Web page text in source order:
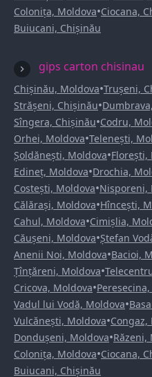
Colonița, Moldova•Ciocana,
Buiucani, Chișinău
gips carton chisinau
Chișinău, Moldova•Trușeni,
Strășeni, Chișinău•
Sîngera, Chișinău•Codru,
Orhei, Moldova•Telenești,
Șoldănești, Moldova•Florești,
Edineț, Moldova•Drochia,
Costești, Moldova•Nisporeni,
Călărași, Moldova•Hîncești,
Cahul, Moldova•Cimișlia,
Căușeni, Moldova•Ștefan
Anenii Noi, Moldova•Bacioi,
Țînțăreni, Moldova•
Cricova, Moldova•
Vadul lui Vodă, Moldova•
Vulcănești, Moldova•Congaz,
Dondușeni, Moldova•Răzeni,
Colonița, Moldova•Ciocana,
Buiucani, Chișinău